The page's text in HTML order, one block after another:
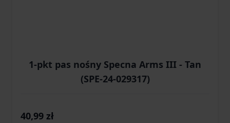
1-pkt pas nośny Specna Arms III - Tan
(SPE-24-029317)
40,99 zł